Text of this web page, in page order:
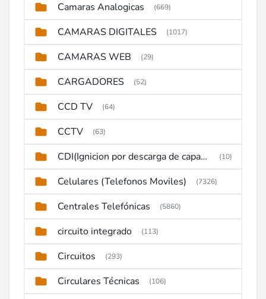
Camaras Analogicas (669)
CAMARAS DIGITALES (1017)
CAMARAS WEB (29)
CARGADORES (52)
CCD TV (64)
CCTV (63)
CDI(Ignicion por descarga de capacitor) (10)
Celulares (Telefonos Moviles) (7326)
Centrales Telefónicas (5860)
circuito integrado (113)
Circuitos (293)
Circulares Técnicas (106)